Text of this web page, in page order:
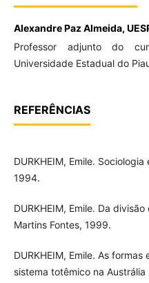
Alexandre Paz Almeida,
Professor adjunto do
Universidade Estadual do
REFERÊNCIAS
DURKHEIM, Emile.
1994.
DURKHEIM, Emile. Da
Martins Fontes, 1999.
DURKHEIM, Emile. As
sistema totêmico na Austrália